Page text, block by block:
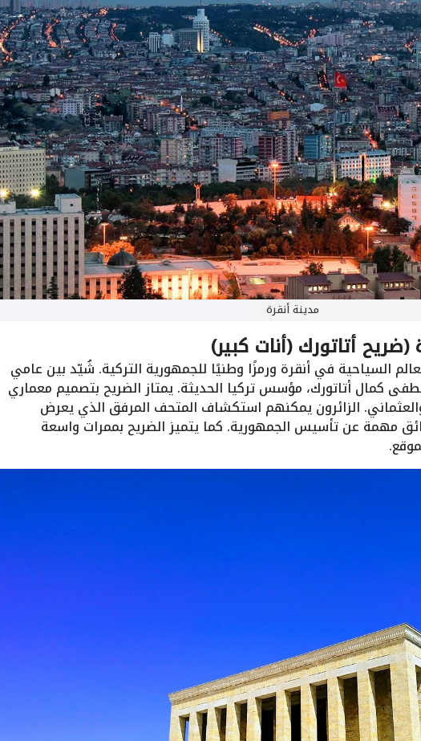
مدينة أنقرة
(ضريح أتاتورك (أنات كبير)
السياحية في أنقرة ورمزًا وطنيًا للجمهورية التركية. شُيّد بين عامي
مصطفى كمال أتاتورك، مؤسس تركيا الحديثة. يمتاز الضريح بتصميم معماري
الزائرون يمكنهم استكشاف المتحف المرفق الذي يعرض
مهمة عن تأسيس الجمهورية. كما يتميز الضريح بممرات واسعة